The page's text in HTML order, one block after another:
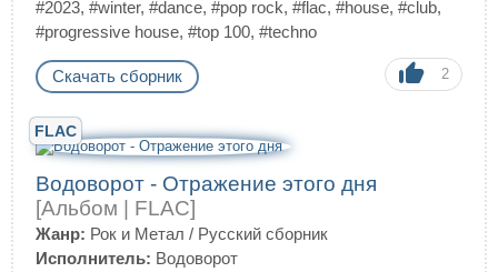
#2023, #winter, #dance, #pop rock, #flac, #house, #club,
#progressive house, #top 100, #techno
Скачать сборник 2
FLAC
Водоворот - Отражение этого дня
[Альбом | FLAC]
Жанр: Рок и Метал / Русский сборник
Исполнитель: Водоворот